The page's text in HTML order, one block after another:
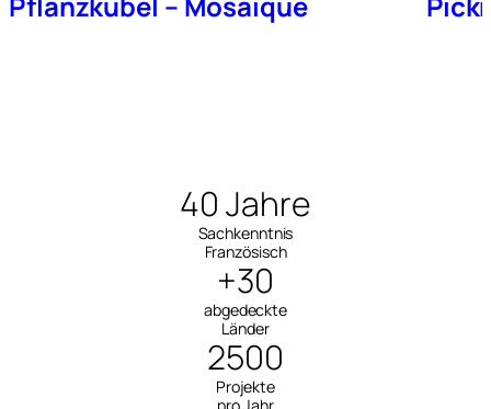
40 Jahre
Sachkenntnis
Französisch
+30
abgedeckte
Länder
2500
Projekte